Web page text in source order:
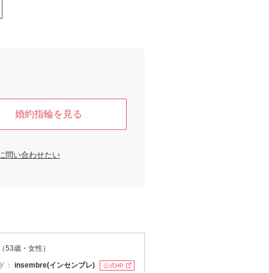
婚約指輪を見る
問い合わせたい
53歳・女性）
： insembre(インセンブレ) 公式HP